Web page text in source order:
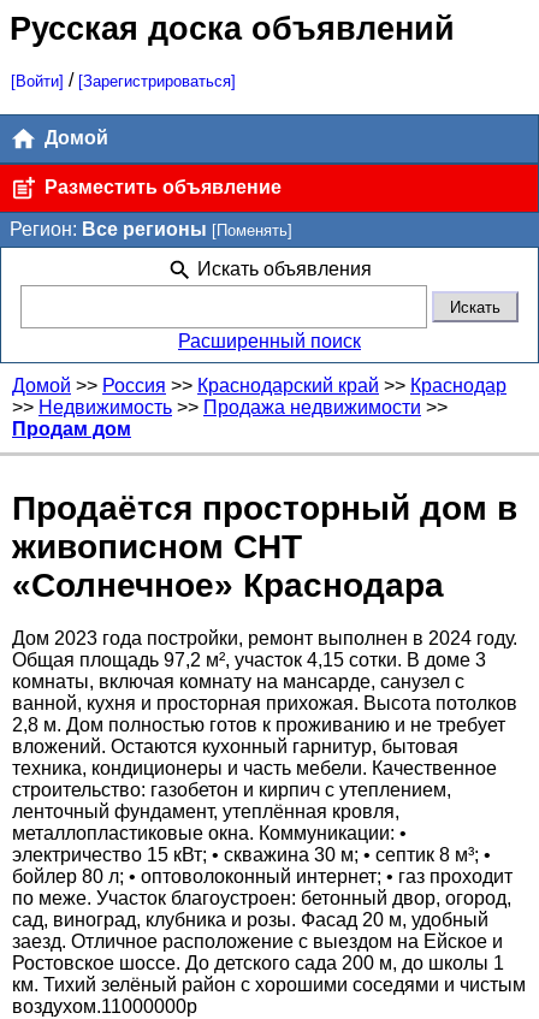
Русская доска объявлений
[Войти] / [Зарегистрироваться]
Домой
Разместить объявление
Регион: Все регионы [Поменять]
Искать объявления
Расширенный поиск
Домой >> Россия >> Краснодарский край >> Краснодар
>> Недвижимость >> Продажа недвижимости >>
Продам дом
Продаётся просторный дом в
живописном СНТ
«Солнечное» Краснодара
Дом 2023 года постройки, ремонт выполнен в 2024 году.
Общая площадь 97,2 м², участок 4,15 сотки. В доме 3
комнаты, включая комнату на мансарде, санузел с
ванной, кухня и просторная прихожая. Высота потолков
2,8 м. Дом полностью готов к проживанию и не требует
вложений. Остаются кухонный гарнитур, бытовая
техника, кондиционеры и часть мебели. Качественное
строительство: газобетон и кирпич с утеплением,
ленточный фундамент, утеплённая кровля,
металлопластиковые окна. Коммуникации: •
электричество 15 кВт; • скважина 30 м; • септик 8 м³; •
бойлер 80 л; • оптоволоконный интернет; • газ проходит
по меже. Участок благоустроен: бетонный двор, огород,
сад, виноград, клубника и розы. Фасад 20 м, удобный
заезд. Отличное расположение с выездом на Ейское и
Ростовское шоссе. До детского сада 200 м, до школы 1
км. Тихий зелёный район с хорошими соседями и чистым
воздухом.11000000р